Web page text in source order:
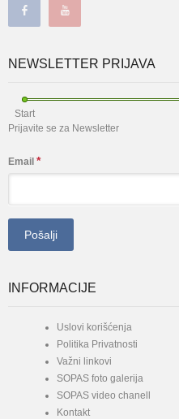
NEWSLETTER PRIJAVA
Start
Prijavite se za Newsletter
Email *
INFORMACIJE
Uslovi korišćenja
Politika Privatnosti
Važni linkovi
SOPAS foto galerija
SOPAS video chanell
Kontakt